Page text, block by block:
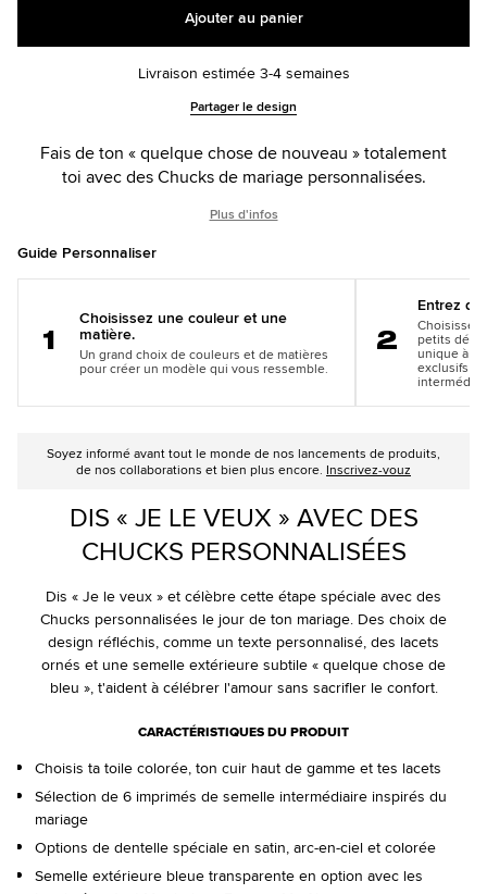
Ajouter au panier
Livraison estimée 3-4 semaines
cart
options
Partager le design
Fais de ton « quelque chose de nouveau » totalement
toi avec des Chucks de mariage personnalisées.
Plus d'infos
Guide Personnaliser
Étape 1
Choisissez une couleur et une
matière.
Un grand choix de couleurs et de matières
pour créer un modèle qui vous ressemble.
Étape 2
Entrez
Choisissez
petits
unique à
exclusifs
Soyez informé avant tout le monde de nos lancements de produits,
de nos collaborations et bien plus encore. Inscrivez-vouz
DIS « JE LE VEUX » AVEC DES
CHUCKS PERSONNALISÉES
Dis « Je le veux » et célèbre cette étape spéciale avec des
Chucks personnalisées le jour de ton mariage. Des choix de
design réfléchis, comme un texte personnalisé, des lacets
ornés et une semelle extérieure subtile « quelque chose de
bleu », t'aident à célébrer l'amour sans sacrifier le confort.
CARACTÉRISTIQUES DU PRODUIT
Choisis ta toile colorée, ton cuir haut de gamme et tes lacets
Sélection de 6 imprimés de semelle intermédiaire inspirés du
mariage
Options de dentelle spéciale en satin, arc-en-ciel et colorée
Semelle extérieure bleue transparente en option avec les